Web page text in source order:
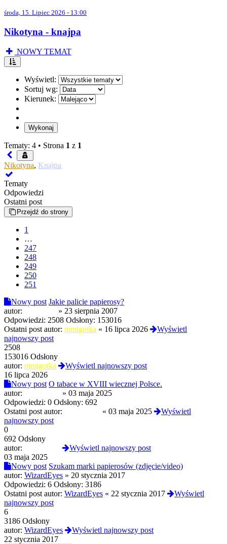
środa, 15. Lipiec 2026 - 13:00
Nikotyna - knajpa
NOWY TEMAT
Wyświetl:
Sortuj wg:
Kierunek:
Tematy: 4 • Strona 1 z 1
Nikotyna, Knajpa
Tematy
Odpowiedzi
Ostatni post
Przejdź do strony
1
…
247
248
249
250
251
Nowy post Jakie palicie papierosy?
autor:
» 23 sierpnia 2007
Odpowiedzi: 2508 Odsłony: 153016
Ostatni post autor: mmigotka « 16 lipca 2026
Wyświetl
najnowszy post
2508
153016 Odsłony
autor: mmigotka
Wyświetl najnowszy post
16 lipca 2026
Nowy post O tabace w XVIII wiecznej Polsce.
autor:
» 03 maja 2025
Odpowiedzi: 0 Odsłony: 692
Ostatni post autor:
« 03 maja 2025
Wyświetl
najnowszy post
0
692 Odsłony
autor:
Wyświetl najnowszy post
03 maja 2025
Nowy post Szukam marki papierosów (zdjęcie/video)
autor: WizardEyes » 20 stycznia 2017
Odpowiedzi: 6 Odsłony: 3186
Ostatni post autor: WizardEyes « 22 stycznia 2017
Wyświetl
najnowszy post
6
3186 Odsłony
autor: WizardEyes
Wyświetl najnowszy post
22 stycznia 2017